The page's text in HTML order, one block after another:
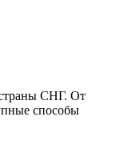
СНГ. От
способы